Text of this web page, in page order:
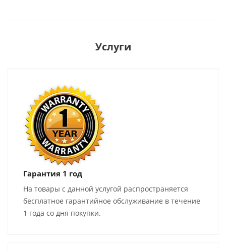
Услуги
Гарантия 1 год
На товары с данной услугой распространяется
бесплатное гарантийное обслуживание в течение
1 года со дня покупки.